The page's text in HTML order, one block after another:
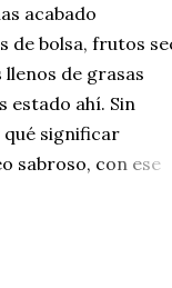
acabado
de bolsa, frutos
de grasas
estado ahí. Sin
significar
sabroso, con ese
nos satisface.
a cambiar por